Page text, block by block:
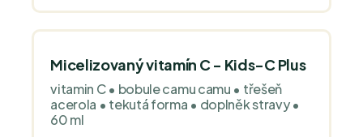
Micelizovaný vitamín C - Kids-C Plus
vitamin C • bobule camu camu • třešeň
acerola • tekutá forma • doplněk stravy •
60 ml